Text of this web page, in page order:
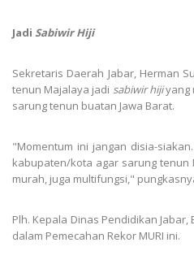
Jadi Sabiwir Hiji
Sekretaris Daerah Jabar, Herman
tenun Majalaya jadi sabiwir hijiyang
sarung tenun buatan Jawa Barat.
"Momentum ini jangan disia-
kabupaten/kota agar sarung tenun
murah, juga multifungsi,"
Plh. Kepala Dinas Pendidikan
dalam Pemecahan Rekor MURI ini.